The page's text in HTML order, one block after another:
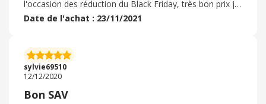
l'occasion des réduction du Black Friday, très bon prix je
pense ( 100. 79€ au lieu de 154, 79 € T. T. C) pour le
matériel en question, car tout les autre revendeur en
de stock pendant un certain temps, mais retour de
l'offre quelques heures après, même si marqué
indisponible sur dealabs. il ne reste plus qu'a les tester
une fois reçu !
Date de l'achat : 23/11/2021
sylvie69510
12/12/2020
Bon SAV